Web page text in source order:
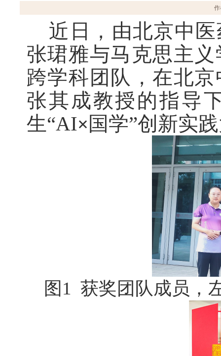
近日，由北京中医
张珺雅与马克思主
跨学科团队，在北
张其成教授的指导
生“AI× 国学”创新实
图 1 获奖团队成员，